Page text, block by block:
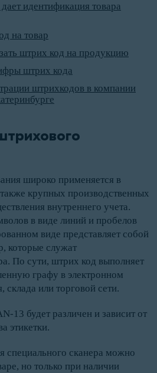
идентификация товара
на товар
штрих код на продукцию
штрих кода
штрихкодов в компании
широко применяется в
крупных производственных
внутреннего учета.
в виде линий и пробелов
виде представляет собой
которые служат
По сути, штрих код выполняет
графу в электронном
склада или торговой сети.
13 будет различен и зависит от
этикетки.
сканера можно
но только при наличии